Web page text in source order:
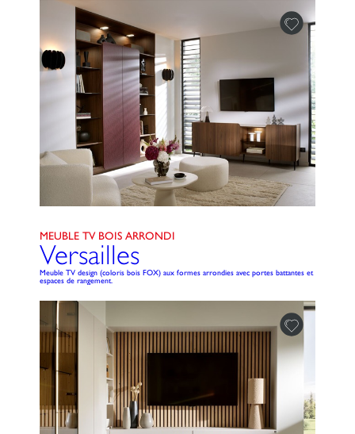
MEUBLE TV BOIS ARRONDI
Versailles
Meuble TV design (coloris bois FOX) aux formes arrondies avec portes battantes et
espaces de rangement.